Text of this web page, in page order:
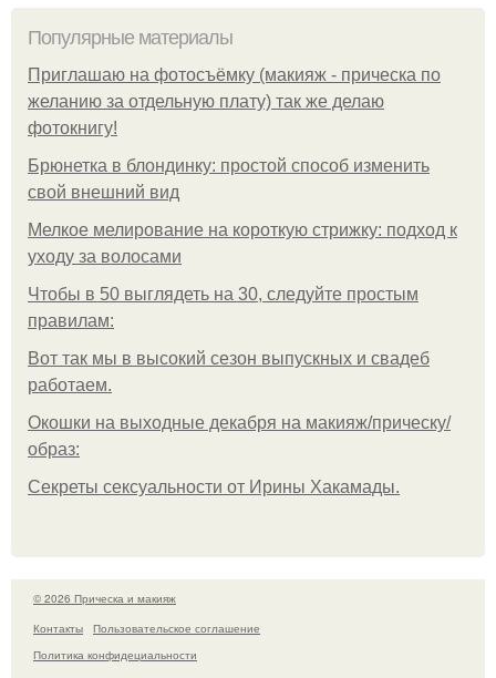
Популярные материалы
Приглашаю на фотосъёмку (макияж - прическа по
желанию за отдельную плату) так же делаю
фотокнигу!
Брюнетка в блондинку: простой способ изменить
свой внешний вид
Мелкое мелирование на короткую стрижку: подход к
уходу за волосами
Чтобы в 50 выглядеть на 30, следуйте простым
правилам:
Вот так мы в высокий сезон выпускных и свадеб
работаем.
Окошки на выходные декабря на макияж/прическу/
образ:
Секреты сексуальности от Ирины Хакамады.
© 2026 Прическа и макияж
Контакты
Пользовательское соглашение
Политика конфидециальности